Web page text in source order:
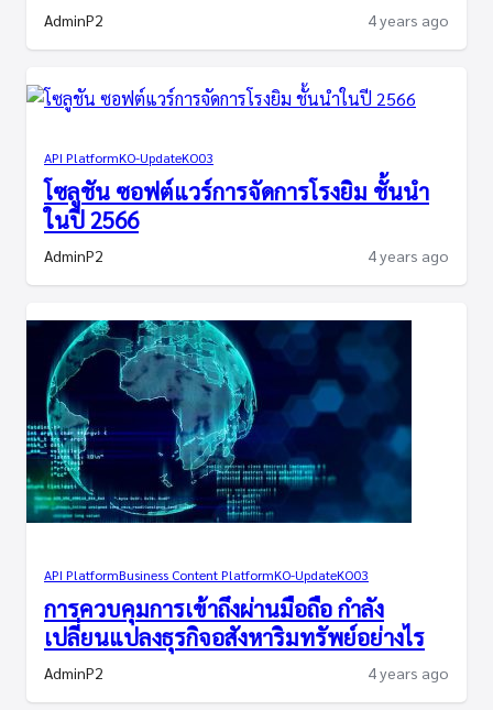
AdminP2 4 years ago
API PlatformKO-UpdateKO03
โซลูชัน ซอฟต์แวร์การจัดการโรงยิม ชั้นนำ
ในปี 2566
AdminP2 4 years ago
API PlatformBusiness Content PlatformKO-UpdateKO03
การควบคุมการเข้าถึงผ่านมือถือ กำลัง
เปลี่ยนแปลงธุรกิจอสังหาริมทรัพย์อย่างไร
AdminP2 4 years ago